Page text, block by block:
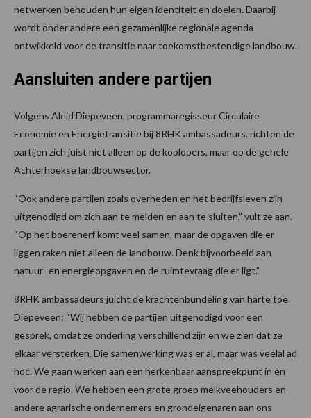
netwerken behouden hun eigen identiteit en doelen. Daarbij
wordt onder andere een gezamenlijke regionale agenda
ontwikkeld voor de transitie naar toekomstbestendige landbouw.
Aansluiten andere partijen
Volgens Aleid Diepeveen, programmaregisseur Circulaire
Economie en Energietransitie bij 8RHK ambassadeurs, richten de
partijen zich juist niet alleen op de koplopers, maar op de gehele
Achterhoekse landbouwsector.
“Ook andere partijen zoals overheden en het bedrijfsleven zijn
uitgenodigd om zich aan te melden en aan te sluiten,” vult ze aan.
“Op het boerenerf komt veel samen, maar de opgaven die er
liggen raken niet alleen de landbouw. Denk bijvoorbeeld aan
natuur- en energieopgaven en de ruimtevraag die er ligt.”
8RHK ambassadeurs juicht de krachtenbundeling van harte toe.
Diepeveen: “Wij hebben de partijen uitgenodigd voor een
gesprek, omdat ze onderling verschillend zijn en we zien dat ze
elkaar versterken. Die samenwerking was er al, maar was veelal ad
hoc. We gaan werken aan een herkenbaar aanspreekpunt in en
voor de regio. We hebben een grote groep melkveehouders en
andere agrarische ondernemers en grondeigenaren aan ons